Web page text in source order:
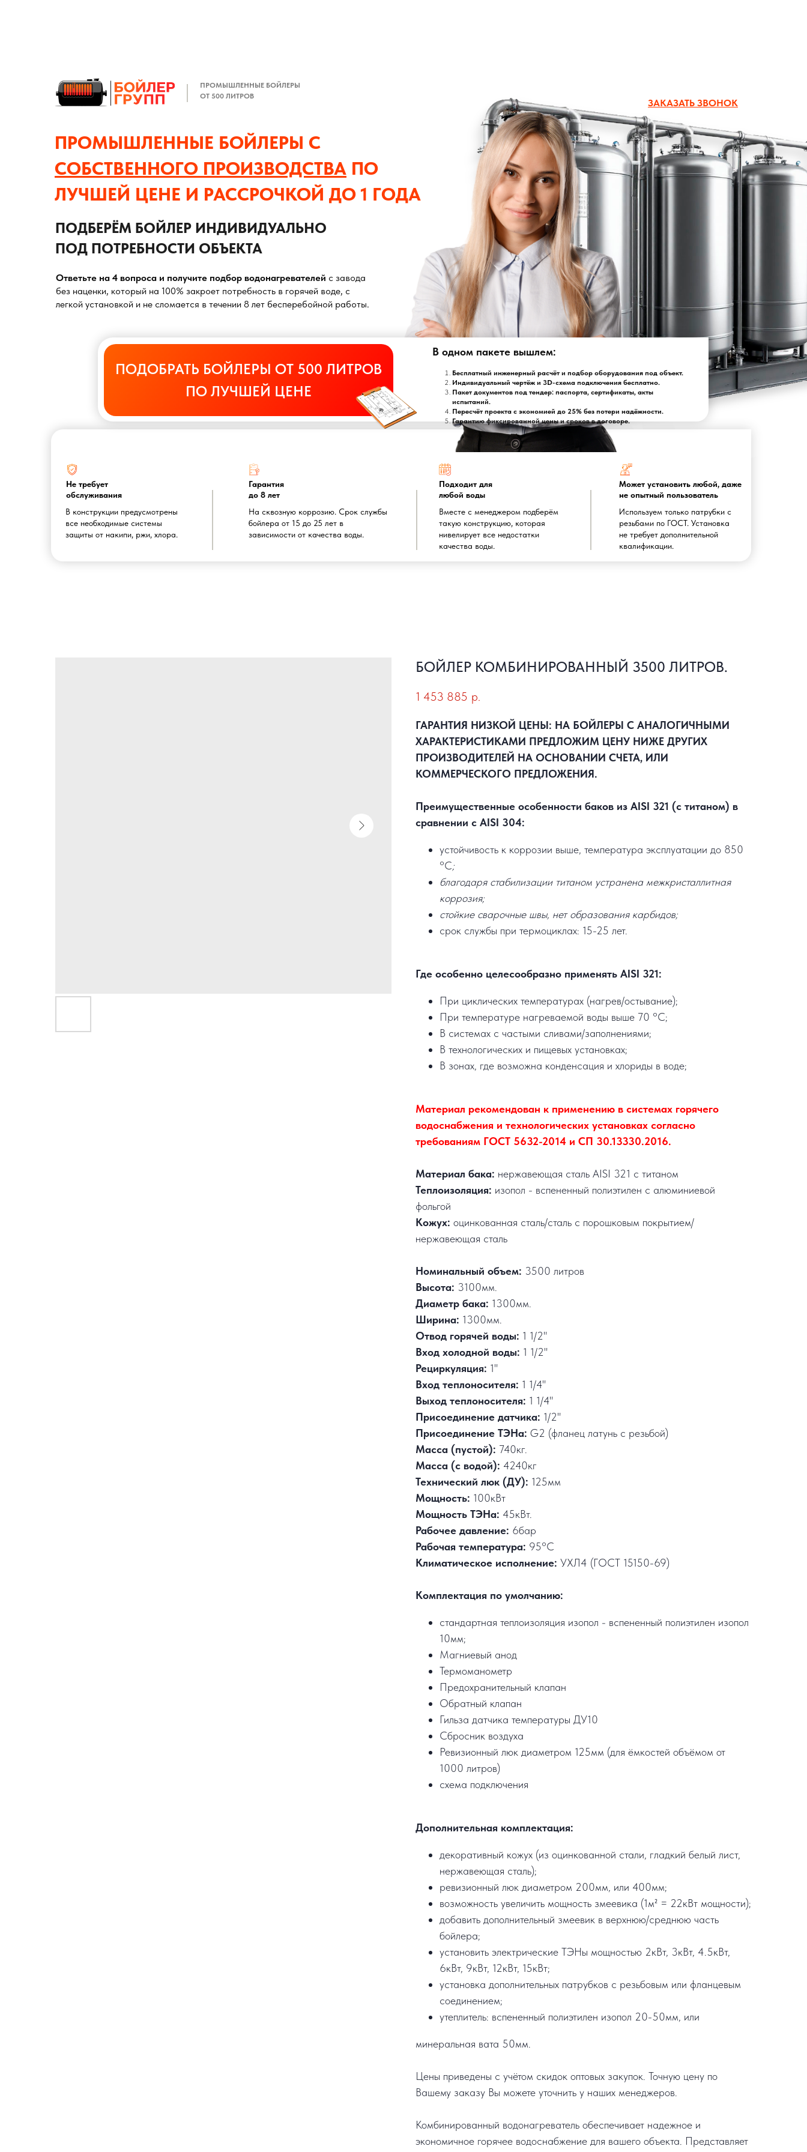
Ответьте на 4 вопроса и получите подбор водонагревателей с завода
без наценки, который на 100% закроет потребность в горячей воде, с
легкой установкой и не сломается в течении 8 лет бесперебойной работы.
В одном пакете вышлем:
Бесплатный инженерный расчёт и подбор оборудования под объект.
Индивидуальный чертёж и 3D-схема подключения бесплатно.
Пакет документов под тендер: паспорта, сертификаты, акты
испытаний.
Пересчёт проекта с экономией до 25% без потери надёжности.
Гарантию фиксированной цены и сроков в договоре.
ПРОМЫШЛЕННЫЕ БОЙЛЕРЫ С
СОБСТВЕННОГО ПРОИЗВОДСТВА ПО
ЛУЧШЕЙ ЦЕНЕ И РАССРОЧКОЙ ДО 1 ГОДА
ПОДБЕРЁМ БОЙЛЕР ИНДИВИДУАЛЬНО
ПОД ПОТРЕБНОСТИ ОБЪЕКТА
Не требует
обслуживания
В конструкции предусмотрены
все необходимые системы
защиты от накипи, ржи, хлора.
Гарантия
до 8 лет
ПРОМЫШЛЕННЫЕ БОЙЛЕРЫ
ОТ 500 ЛИТРОВ
На сквозную коррозию. Срок службы
бойлера от 15 до 25 лет в
зависимости от качества воды.
Подходит для
любой воды
Вместе с менеджером подберём
такую конструкцию, которая
нивелирует все недостатки
качества воды.
Может установить любой, даже
не опытный пользователь
Используем только патрубки с
резьбами по ГОСТ. Установка
не требует дополнительной
квалификации.
ЗАКАЗАТЬ ЗВОНОК
ПОДОБРАТЬ БОЙЛЕРЫ ОТ 500 ЛИТРОВ
ПО ЛУЧШЕЙ ЦЕНЕ
БОЙЛЕР КОМБИНИРОВАННЫЙ 3500 ЛИТРОВ.
1 453 885 р.
ГАРАНТИЯ НИЗКОЙ ЦЕНЫ: НА БОЙЛЕРЫ С АНАЛОГИЧНЫМИ
ХАРАКТЕРИСТИКАМИ ПРЕДЛОЖИМ ЦЕНУ НИЖЕ ДРУГИХ
ПРОИЗВОДИТЕЛЕЙ НА ОСНОВАНИИ СЧЕТА, ИЛИ
КОММЕРЧЕСКОГО ПРЕДЛОЖЕНИЯ.
Преимущественные особенности баков из AISI 321 (с титаном) в
сравнении с AISI 304:
устойчивость к коррозии выше, температура эксплуатации до 850
°C;
благодаря стабилизации титаном устранена межкристаллитная
коррозия;
стойкие сварочные швы, нет образования карбидов;
срок службы при термоциклах: 15-25 лет.
Где особенно целесообразно применять AISI 321:
При циклических температурах (нагрев/остывание);
При температуре нагреваемой воды выше 70 °C;
В системах с частыми сливами/заполнениями;
В технологических и пищевых установках;
В зонах, где возможна конденсация и хлориды в воде;
Материал рекомендован к применению в системах горячего
водоснабжения и технологических установках согласно
требованиям ГОСТ 5632-2014 и СП 30.13330.2016.
Материал бака: нержавеющая сталь AISI 321 с титаном
Теплоизоляция: изопол - вспененный полиэтилен с алюминиевой
фольгой
Кожух: оцинкованная сталь/сталь с порошковым покрытием/
нержавеющая сталь
Номинальный объем: 3500 литров
Высота: 3100мм.
Диаметр бака: 1300мм.
Ширина: 1300мм.
Отвод горячей воды: 1 1/2"
Вход холодной воды: 1 1/2"
Рециркуляция: 1"
Вход теплоносителя: 1 1/4"
Выход теплоносителя: 1 1/4"
Присоединение датчика: 1/2"
Присоединение ТЭНа: G2 (фланец латунь с резьбой)
Масса (пустой): 740кг.
Масса (с водой): 4240кг
Технический люк (ДУ): 125мм
Мощность: 100кВт
Мощность ТЭНа: 45кВт.
Рабочее давление: 6бар
Рабочая температура: 95°C
Климатическое исполнение: УХЛ4 (ГОСТ 15150-69)
Комплектация по умолчанию:
стандартная теплоизоляция изопол - вспененный полиэтилен изопол
10мм;
Магниевый анод
Термоманометр
Предохранительный клапан
Обратный клапан
Гильза датчика температуры ДУ10
Сбросник воздуха
Ревизионный люк диаметром 125мм (для ёмкостей объёмом от
1000 литров)
схема подключения
Дополнительная комплектация:
декоративный кожух (из оцинкованной стали, гладкий белый лист,
нержавеющая сталь);
ревизионный люк диаметром 200мм, или 400мм;
возможность увеличить мощность змеевика (1м² = 22кВт мощности);
добавить дополнительный змеевик в верхнюю/среднюю часть
бойлера;
установить электрические ТЭНы мощностью 2кВт, 3кВт, 4.5кВт,
6кВт, 9кВт, 12кВт, 15кВт;
установка дополнительных патрубков с резьбовым или фланцевым
соединением;
утеплитель: вспененный полиэтилен изопол 20-50мм, или
минеральная вата 50мм.
Цены приведены с учётом скидок оптовых закупок. Точную цену по
Вашему заказу Вы можете уточнить у наших менеджеров.
Комбинированный водонагреватель обеспечивает надежное и
экономичное горячее водоснабжение для вашего объекта. Представляет